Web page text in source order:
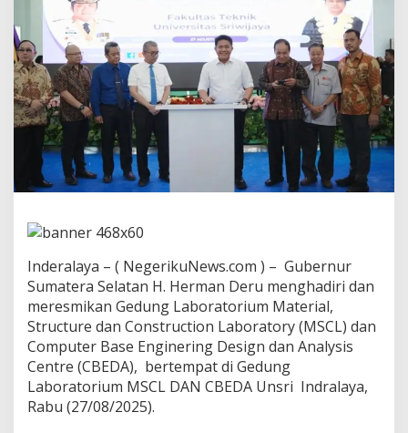
L
d
C
B
a
r
u
s
J
a
d
i
Inderalaya – ( NegerikuNews.com ) – Gubernur
Sumatera Selatan H. Herman Deru menghadiri dan
meresmikan Gedung Laboratorium Material,
Structure dan Construction Laboratory (MSCL) dan
Computer Base Enginering Design dan Analysis
Centre (CBEDA), bertempat di Gedung
Laboratorium MSCL DAN CBEDA Unsri Indralaya,
Rabu (27/08/2025).